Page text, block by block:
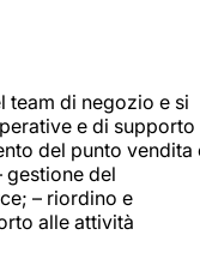
team di negozio e si
e di supporto
del punto vendita
gestione del
– riordino e
alle attività